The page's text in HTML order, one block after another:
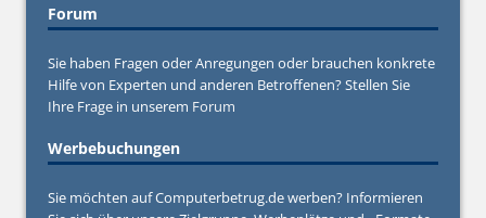
Forum
Sie haben Fragen oder Anregungen oder brauchen konkrete
Hilfe von Experten und anderen Betroffenen? Stellen Sie
Ihre Frage in unserem Forum
Werbebuchungen
Sie möchten auf Computerbetrug.de werben? Informieren